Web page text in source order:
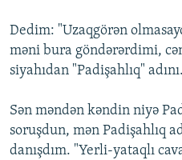
Dedim: "Uzaqgörən
məni bura göndərərdimi,
siyahıdan "Padişahlıq"
Sən məndən kəndin niyə
soruşdun, mən Padişahlıq
danışdım. "Yerli-yataqlı